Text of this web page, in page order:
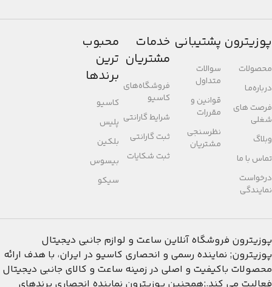
پوزیترون
محصولات
درباره‌مـا
فرصت های
شغلی
وبلاگ
تماس با ما
درخواست
نمایندگی
پشتیبانی
سوالات
متداول
قوانین و
مقررات
نظرسنجی
مشتریان
خدمات
مشتریان
فروشگاه‌های
کاسیو
شرایط گارانتی
ثبت گارانتی
ثبت شکایات
محبوب
ترین
برندها
کاسیو
پلیس
بلکین
بیسوس
سیکو
پوزیترون فروشگاه آنلاین ساعت و لوازم جانبی دیجیتال
پوزیترون; نماینده رسمی و انحصاری کاسیو در ایران، با هدف ارائه
محصولات باکیفیت و اصلی در زمینه ساعت و کالای جانبی دیجیتال